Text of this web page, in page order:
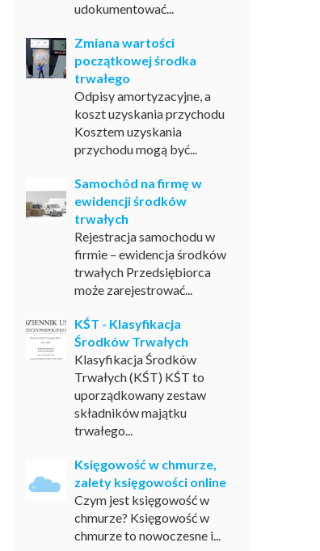
udokumentować...
Zmiana wartości
początkowej środka
trwałego
Odpisy amortyzacyjne, a
koszt uzyskania przychodu
Kosztem uzyskania
przychodu mogą być...
Samochód na firmę w
ewidencji środków
trwałych
Rejestracja samochodu w
firmie – ewidencja środków
trwałych Przedsiębiorca
może zarejestrować...
KŚT - Klasyfikacja
Środków Trwałych
Klasyfikacja Środków
Trwałych (KŚT) KŚT to
uporządkowany zestaw
składników majątku
trwałego...
Księgowość w chmurze,
zalety księgowości online
Czym jest księgowość w
chmurze? Księgowość w
chmurze to nowoczesne i...